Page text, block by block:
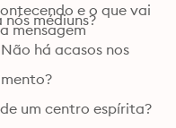
e o que vai
mensagem
há acasos nos
um centro espírita?